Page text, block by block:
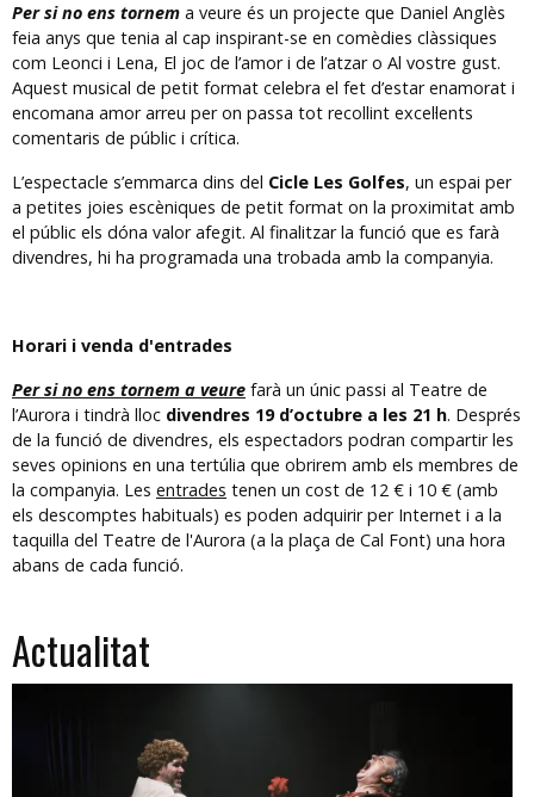
Per si no ens tornem a veure és un projecte que Daniel Anglès
feia anys que tenia al cap inspirant-se en comèdies clàssiques
com Leonci i Lena, El joc de l’amor i de l’atzar o Al vostre gust.
Aquest musical de petit format celebra el fet d’estar enamorat i
encomana amor arreu per on passa tot recollint excel·lents
comentaris de públic i crítica.
L’espectacle s’emmarca dins del Cicle Les Golfes, un espai per
a petites joies escèniques de petit format on la proximitat amb
el públic els dóna valor afegit. Al finalitzar la funció que es farà
divendres, hi ha programada una trobada amb la companyia.
Horari i venda d'entrades
Per si no ens tornem a veure farà un únic passi al Teatre de
l’Aurora i tindrà lloc divendres 19 d’octubre a les 21 h. Després
de la funció de divendres, els espectadors podran compartir les
seves opinions en una tertúlia que obrirem amb els membres de
la companyia. Les entrades tenen un cost de 12 € i 10 € (amb
els descomptes habituals) es poden adquirir per Internet i a la
taquilla del Teatre de l'Aurora (a la plaça de Cal Font) una hora
abans de cada funció.
Actualitat